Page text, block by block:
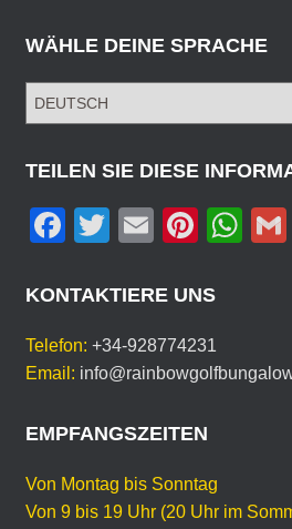
WÄHLE DEINE SPRACHE
L
D
E
N
S
C
E
TEILEN SIE DIESE
F
c
e
b
o
k
T
tt
er
E
ail
Pi
er
e
st
W
A
KONTAKTIERE UNS
Telefon: +34-928774231
Email:
EMPFANGSZEITEN
Von Montag bis Sonntag
Von 9 bis 19 Uhr (20 Uhr im